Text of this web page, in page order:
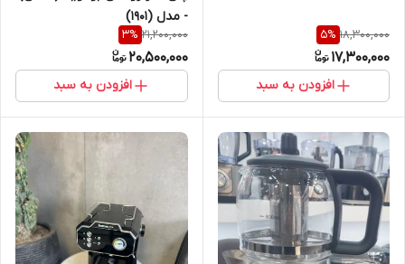
18,300,000
5%
17,300,000
افزودن به سبد
- مدل (1901)
21,200,000
3%
20,500,000
افزودن به سبد